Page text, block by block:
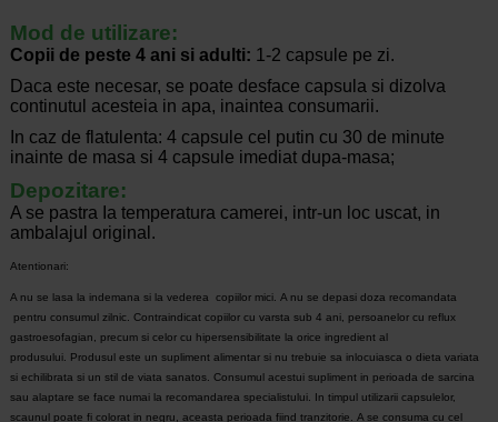
Mod de utilizare:
Copii de peste 4 ani si adulti: 1-2 capsule pe zi.
Daca este necesar, se poate desface capsula si dizolva
continutul acesteia in apa, inaintea consumarii.
In caz de flatulenta: 4 capsule cel putin cu 30 de minute
inainte de masa si 4 capsule imediat dupa-masa;
Depozitare:
A se pastra Ia temperatura camerei, intr-un loc uscat, in
ambalajul original.
Atentionari:
A nu se lasa la indemana si la vederea copiilor mici. A nu se depasi doza recomandata
pentru consumul zilnic. Contraindicat copiilor cu varsta sub 4 ani, persoanelor cu reflux
gastroesofagian, precum si celor cu hipersensibilitate la orice ingredient al
produsului. Produsul este un supliment alimentar si nu trebuie sa inlocuiasca o dieta variata
si echilibrata si un stil de viata sanatos. Consumul acestui supliment in perioada de sarcina
sau alaptare se face numai la recomandarea specialistului.
In timpul utilizarii capsulelor,
scaunul poate fi colorat in negru, aceasta perioada fiind tranzitorie. A se consuma cu cel